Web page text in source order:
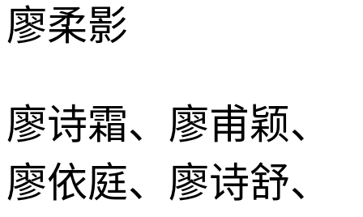
廖柔影
廖诗霜、廖甫颖、
廖依庭、廖诗舒、